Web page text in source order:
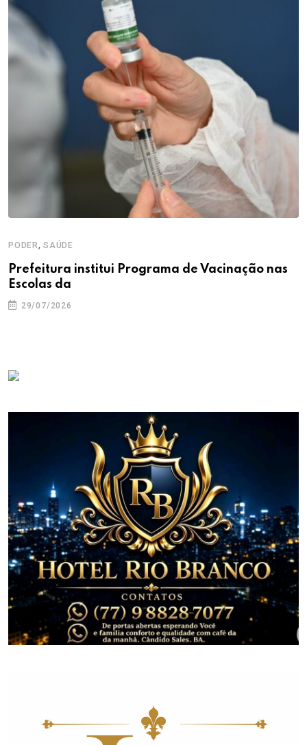
PODER, SAÚDE
Prefeitura institui Programa de Vacinação nas
Escolas da
29/07/2026